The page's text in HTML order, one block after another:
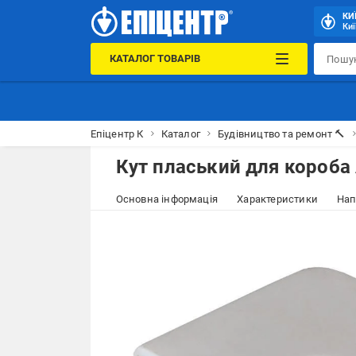
КАТАЛОГ ТОВАРІВ
Епіцентр К Каталог Будівництво та ремонт 🔨
Кут пласький для
Основна інформація Характеристики